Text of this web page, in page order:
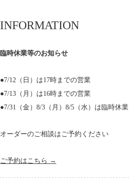
INFORMATION
臨時休業等のお知らせ
●7/12（日）は17時までの営業
●7/13（月）は16時までの営業
●7/31（金）8/3（月）8/5（水）は臨時休業
オーダーのご相談はご予約ください
ご予約はこちら →